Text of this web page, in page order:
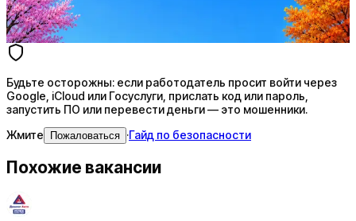
Будьте осторожны: если работодатель просит войти через
Google, iCloud или Госуслуги, прислать код или пароль,
запустить ПО или перевести деньги — это мошенники.
Жмите
Пожаловаться ·Гайд по безопасности
Похожие вакансии